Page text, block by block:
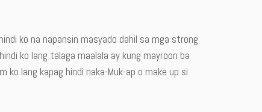
ko na napansin masyado dahil sa mga strong
ko lang talaga maalala ay kung mayroon ba
lang kapag hindi naka-Muk-ap o make up si